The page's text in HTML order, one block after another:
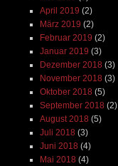
April 2019 (2)
März 2019 (2)
Februar 2019 (2)
Januar 2019 (3)
Dezember 2018 (3)
November 2018 (3)
Oktober 2018 (5)
September 2018 (2)
August 2018 (5)
Juli 2018 (3)
Juni 2018 (4)
Mai 2018 (4)